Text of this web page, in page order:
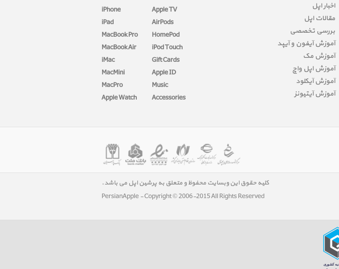
iPhone
iPad
MacBook Pro
MacBook Air
iMac
MacMini
MacPro
Apple Watch
Apple TV
AirPods
HomePod
iPod Touch
Gift Cards
Apple ID
Music
Accessories
اخبار اپل
مقالات اپل
بررسی تخصصی
آموزش آیفون و آیپد
آموزش مک
آموزش اپل واچ
آموزش آیکلود
آموزش آیتیونز
کلیه حقوق این وبسایت محفوظ و متعلق به پرشین اپل می باشد.
PersianApple - Copyright © 2006-2015 All Rights Reserved